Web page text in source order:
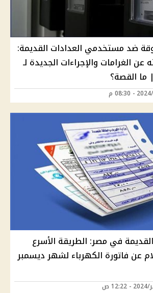
ضد مستخدمي العدادات القديمة:
الغرامات والإجراءات الجديدة لـ
ما القصة؟
في مصر: الطريقة الأسرع
عن فاتورة الكهرباء لشهر ديسمبر